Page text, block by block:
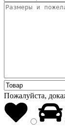
Пожалуйста,